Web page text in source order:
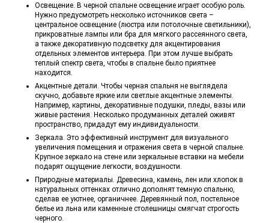
Освещение. В черной спальне освещение играет особую роль.
Нужно предусмотреть несколько источников света –
центральное освещение (люстра или потолочные светильники),
прикроватные лампы или бра для мягкого рассеянного света,
а также декоративную подсветку для акцентирования
отдельных элементов интерьера. При этом лучше выбрать
теплый спектр света, чтобы в спальне было приятнее
находится.
Акцентные детали. Чтобы черная спальня не выглядела
скучно, добавьте яркие или светлые акцентные элементы.
Например, картины, декоративные подушки, пледы, вазы или
живые растения. Несколько продуманных деталей оживят
пространство, придадут ему индивидуальности.
Зеркала. Это эффективный инструмент для визуального
увеличения помещения и отражения света в черной спальне.
Крупное зеркало на стене или зеркальные вставки на мебели
подарят ощущение легкости, воздушности.
Природные материалы. Древесина, камень, лен или хлопок в
натуральных оттенках отлично дополнят темную спальню,
сделав ее уютнее, органичнее. Деревянный пол, постельное
белье из льна или каменные столешницы смягчат строгость
черного.